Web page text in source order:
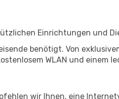
Einrichtungen und
benötigt. Von
WLAN und einem
wir Ihnen, eine